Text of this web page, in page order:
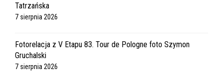
Tatrzańska
7 sierpnia 2026
Fotorelacja z V Etapu 83. Tour de Pologne foto Szymon
Gruchalski
7 sierpnia 2026